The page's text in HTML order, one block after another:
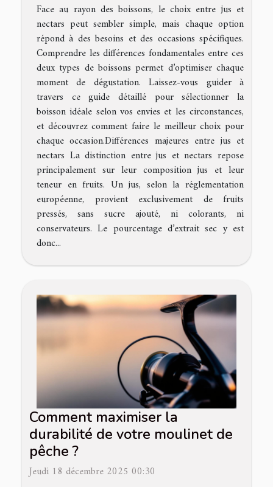
Face au rayon des boissons, le choix entre jus et
nectars peut sembler simple, mais chaque option
répond à des besoins et des occasions spécifiques.
Comprendre les différences fondamentales entre ces
deux types de boissons permet d’optimiser chaque
moment de dégustation. Laissez-vous guider à
travers ce guide détaillé pour sélectionner la
boisson idéale selon vos envies et les circonstances,
et découvrez comment faire le meilleur choix pour
chaque occasion.Différences majeures entre jus et
nectars La distinction entre jus et nectars repose
principalement sur leur composition jus et leur
teneur en fruits. Un jus, selon la réglementation
européenne, provient exclusivement de fruits
pressés, sans sucre ajouté, ni colorants, ni
conservateurs. Le pourcentage d’extrait sec y est
donc...
Comment maximiser la
durabilité de votre moulinet de
pêche ?
Jeudi 18 décembre 2025 00:30